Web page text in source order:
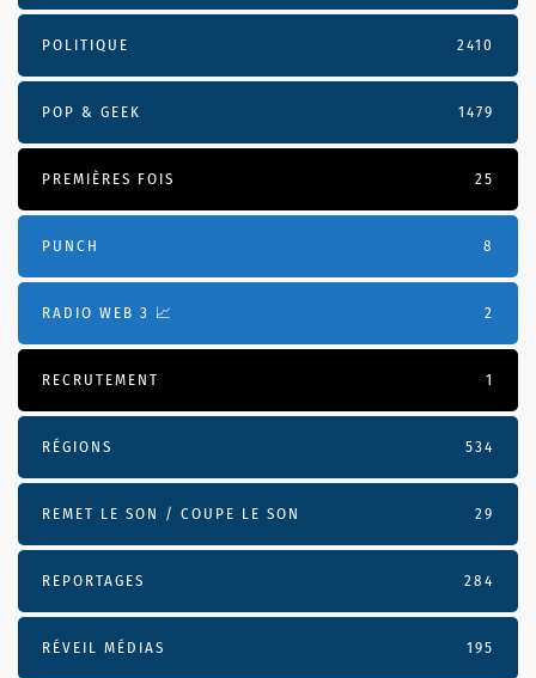
POLITIQUE 2410
POP & GEEK 1479
PREMIÈRES FOIS 25
PUNCH 8
RADIO WEB 3 📈 2
RECRUTEMENT 1
RÉGIONS 534
REMET LE SON / COUPE LE SON 29
REPORTAGES 284
RÉVEIL MÉDIAS 195